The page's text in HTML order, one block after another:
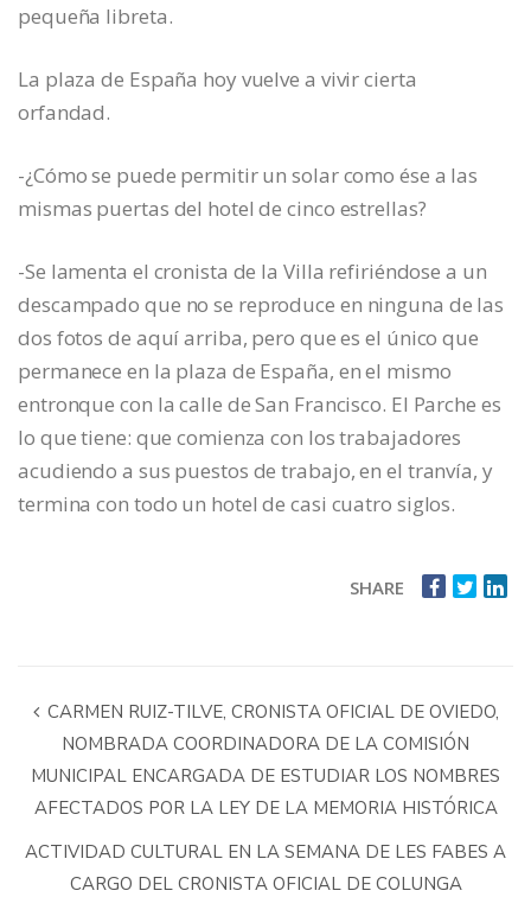
pequeña libreta.
La plaza de España hoy vuelve a vivir cierta
orfandad.
-¿Cómo se puede permitir un solar como ése a las
mismas puertas del hotel de cinco estrellas?
-Se lamenta el cronista de la Villa refiriéndose a un
descampado que no se reproduce en ninguna de las
dos fotos de aquí arriba, pero que es el único que
permanece en la plaza de España, en el mismo
entronque con la calle de San Francisco. El Parche es
lo que tiene: que comienza con los trabajadores
acudiendo a sus puestos de trabajo, en el tranvía, y
termina con todo un hotel de casi cuatro siglos.
SHARE
CARMEN RUIZ-TILVE, CRONISTA OFICIAL DE OVIEDO,
NOMBRADA COORDINADORA DE LA COMISIÓN
MUNICIPAL ENCARGADA DE ESTUDIAR LOS NOMBRES
AFECTADOS POR LA LEY DE LA MEMORIA HISTÓRICA
ACTIVIDAD CULTURAL EN LA SEMANA DE LES FABES A
CARGO DEL CRONISTA OFICIAL DE COLUNGA